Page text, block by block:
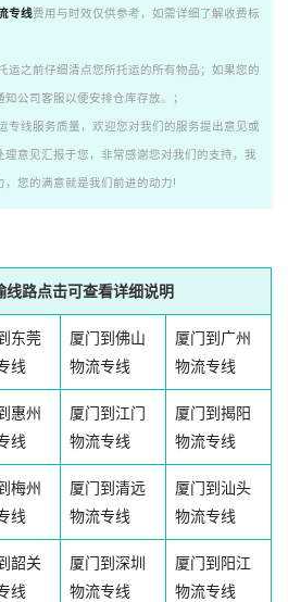
专线费用与时效仅供参考，如需详细了解收费标
之前仔细清点您所托运的所有物品；如果您的
公司客服以便安排仓库存放。；
线服务质量，欢迎您对我们的服务提出意见或
意见汇报于您，非常感谢您对我们的支持，我
您的满意就是我们前进的动力!
线路点击可查看详细说明
东莞
线
厦门到佛山
物流专线
厦门到广州
物流专线
惠州
线
厦门到江门
物流专线
厦门到揭阳
物流专线
梅州
线
厦门到清远
物流专线
厦门到汕头
物流专线
韶关
线
厦门到深圳
物流专线
厦门到阳江
物流专线